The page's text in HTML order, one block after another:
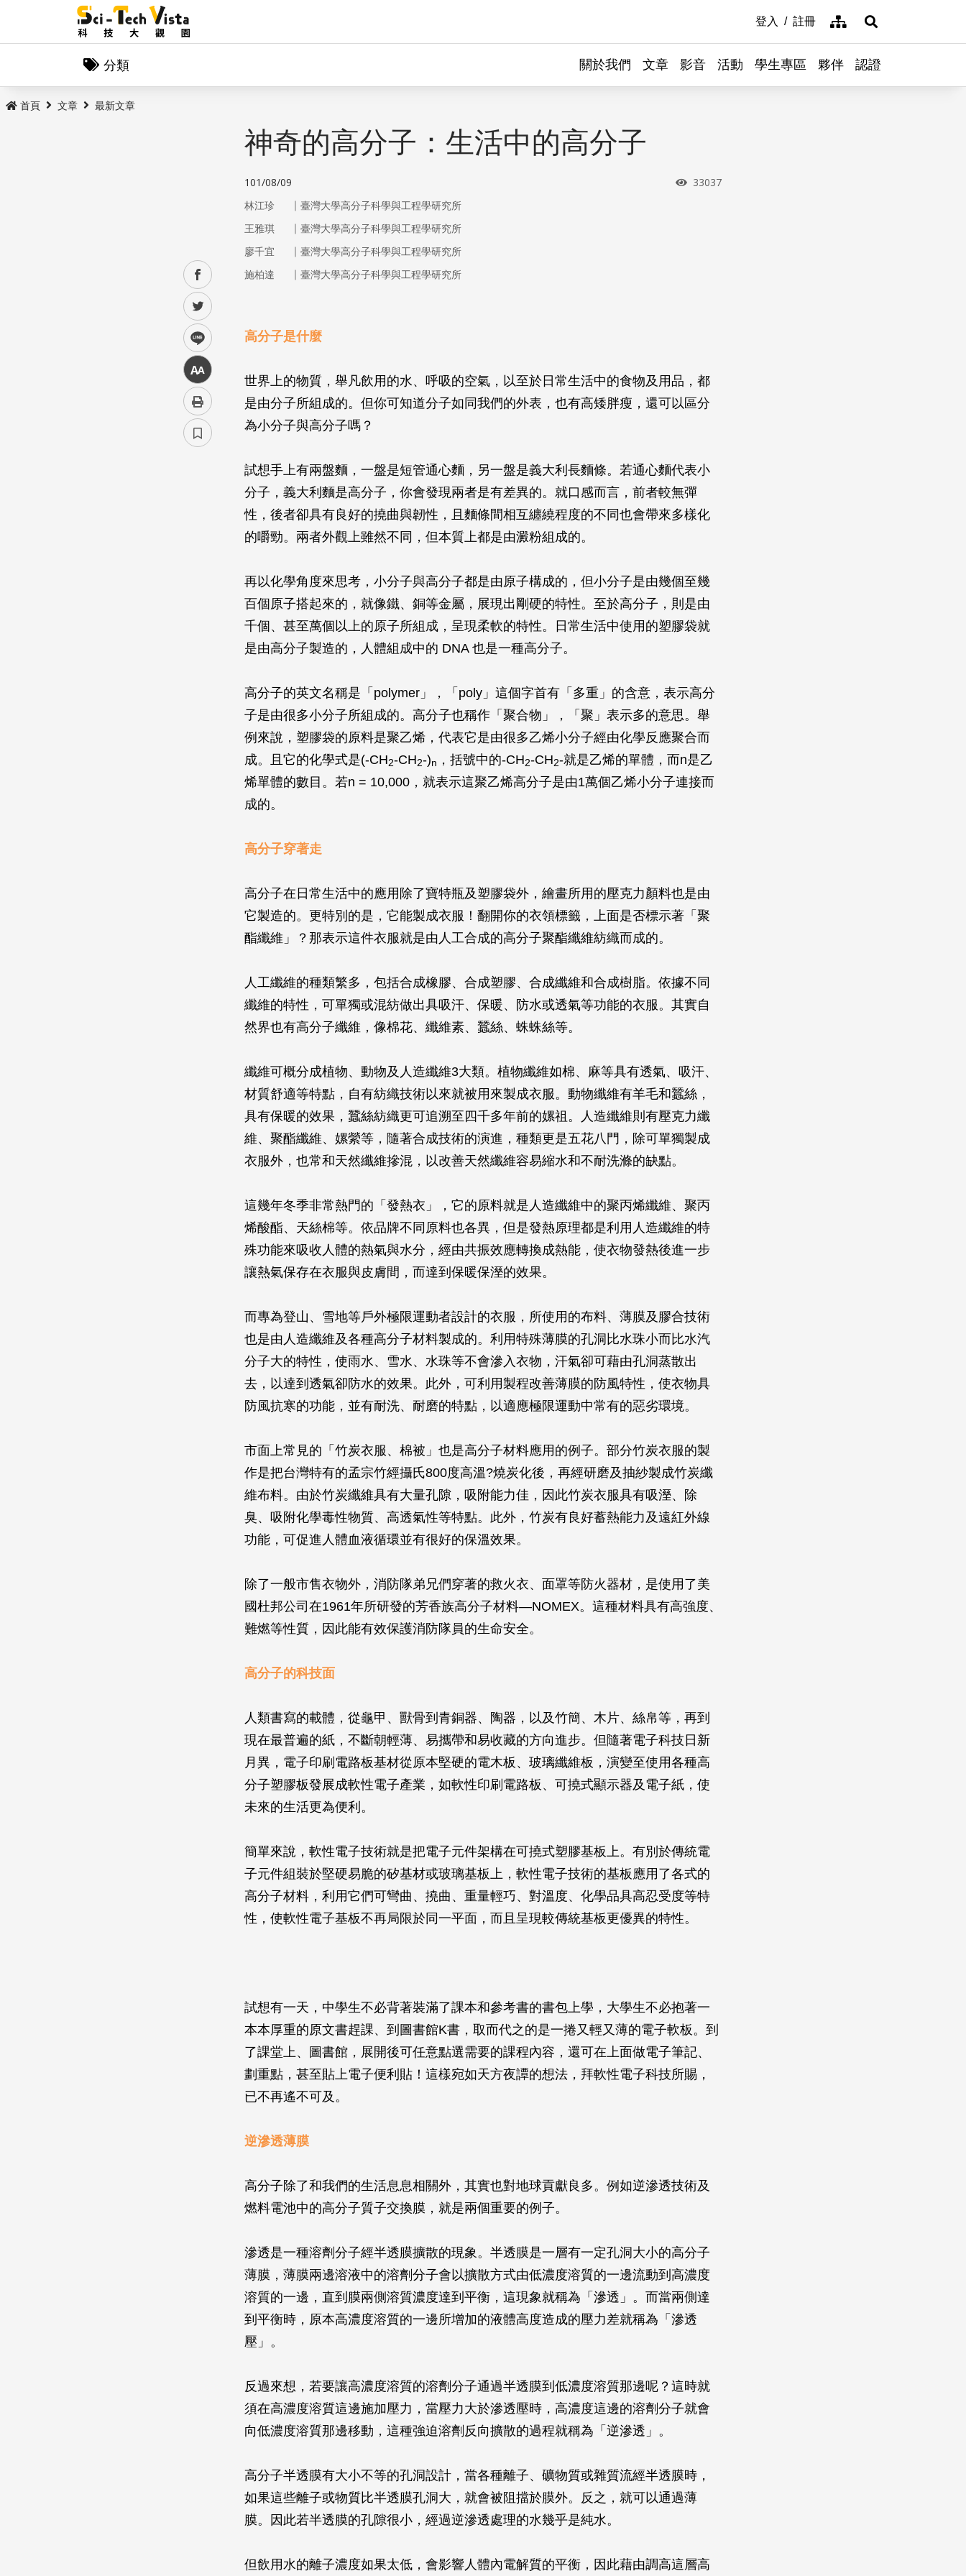
登入 註冊 網站導覽展開搜尋
分類 關於我們 文章 影音 活動 學生專區 夥伴 認證
首頁 文章 最新文章
facebook
twitter
line
中
神奇的高分子：生活中的高分子
101/08/09 瀏覽次數
33037
林江珍 ｜ 臺灣大學高分子科學與工程學研究所
王雅琪
｜ 臺灣大學高分子科學與工程學研究所
廖千宜
｜ 臺灣大學高分子科學與工程學研究所
施柏達
｜ 臺灣大學高分子科學與工程學研究所
高分子是什麼
世界上的物質，舉凡飲用的水、呼吸的空氣，以至於日常生活中的食物及用品，都
是由分子所組成的。但你可知道分子如同我們的外表，也有高矮胖瘦，還可以區分
為小分子與高分子嗎？
試想手上有兩盤麵，一盤是短管通心麵，另一盤是義大利長麵條。若通心麵代表小
分子，義大利麵是高分子，你會發現兩者是有差異的。就口感而言，前者較無彈
性，後者卻具有良好的撓曲與韌性，且麵條間相互纏繞程度的不同也會帶來多樣化
的嚼勁。兩者外觀上雖然不同，但本質上都是由澱粉組成的。
再以化學角度來思考，小分子與高分子都是由原子構成的，但小分子是由幾個至幾
百個原子搭起來的，就像鐵、銅等金屬，展現出剛硬的特性。至於高分子，則是由
千個、甚至萬個以上的原子所組成，呈現柔軟的特性。日常生活中使用的塑膠袋就
是由高分子製造的，人體組成中的 DNA 也是一種高分子。
高分子的英文名稱是「polymer」，「poly」這個字首有「多重」的含意，表示高分
子是由很多小分子所組成的。高分子也稱作「聚合物」，「聚」表示多的意思。舉
例來說，塑膠袋的原料是聚乙烯，代表它是由很多乙烯小分子經由化學反應聚合而
成。且它的化學式是(-CH2-CH2-)n ，括號中的-CH2-CH2-就是乙烯的單體，而n是乙
烯單體的數目。若n = 10,000，就表示這聚乙烯高分子是由1萬個乙烯小分子連接而
成的。
高分子穿著走
高分子在日常生活中的應用除了寶特瓶及塑膠袋外，繪畫所用的壓克力顏料也是由
它製造的。更特別的是，它能製成衣服！翻開你的衣領標籤，上面是否標示著「聚
酯纖維」？那表示這件衣服就是由人工合成的高分子聚酯纖維紡織而成的。
人工纖維的種類繁多，包括合成橡膠、合成塑膠、合成纖維和合成樹脂。依據不同
纖維的特性，可單獨或混紡做出具吸汗、保暖、防水或透氣等功能的衣服。其實自
然界也有高分子纖維，像棉花、纖維素、蠶絲、蛛蛛絲等。
纖維可概分成植物、動物及人造纖維3大類。植物纖維如棉、麻等具有透氣、吸汗、
材質舒適等特點，自有紡織技術以來就被用來製成衣服。動物纖維有羊毛和蠶絲，
具有保暖的效果，蠶絲紡織更可追溯至四千多年前的嫘祖。人造纖維則有壓克力纖
維、聚酯纖維、嫘縈等，隨著合成技術的演進，種類更是五花八門，除可單獨製成
衣服外，也常和天然纖維摻混，以改善天然纖維容易縮水和不耐洗滌的缺點。
這幾年冬季非常熱門的「發熱衣」，它的原料就是人造纖維中的聚丙烯纖維、聚丙
烯酸酯、天絲棉等。依品牌不同原料也各異，但是發熱原理都是利用人造纖維的特
殊功能來吸收人體的熱氣與水分，經由共振效應轉換成熱能，使衣物發熱後進一步
讓熱氣保存在衣服與皮膚間，而達到保暖保溼的效果。
而專為登山、雪地等戶外極限運動者設計的衣服，所使用的布料、薄膜及膠合技術
也是由人造纖維及各種高分子材料製成的。利用特殊薄膜的孔洞比水珠小而比水汽
分子大的特性，使雨水、雪水、水珠等不會滲入衣物，汗氣卻可藉由孔洞蒸散出
去，以達到透氣卻防水的效果。此外，可利用製程改善薄膜的防風特性，使衣物具
防風抗寒的功能，並有耐洗、耐磨的特點，以適應極限運動中常有的惡劣環境。
市面上常見的「竹炭衣服、棉被」也是高分子材料應用的例子。部分竹炭衣服的製
作是把台灣特有的孟宗竹經攝氏800度高溫?燒炭化後，再經研磨及抽紗製成竹炭纖
維布料。由於竹炭纖維具有大量孔隙，吸附能力佳，因此竹炭衣服具有吸溼、除
臭、吸附化學毒性物質、高透氣性等特點。此外，竹炭有良好蓄熱能力及遠紅外線
功能，可促進人體血液循環並有很好的保溫效果。
除了一般市售衣物外，消防隊弟兄們穿著的救火衣、面罩等防火器材，是使用了美
國杜邦公司在1961年所研發的芳香族高分子材料—NOMEX。這種材料具有高強度、
難燃等性質，因此能有效保護消防隊員的生命安全。
高分子的科技面
人類書寫的載體，從龜甲、獸骨到青銅器、陶器，以及竹簡、木片、絲帛等，再到
現在最普遍的紙，不斷朝輕薄、易攜帶和易收藏的方向進步。但隨著電子科技日新
月異，電子印刷電路板基材從原本堅硬的電木板、玻璃纖維板，演變至使用各種高
分子塑膠板發展成軟性電子產業，如軟性印刷電路板、可撓式顯示器及電子紙，使
未來的生活更為便利。
簡單來說，軟性電子技術就是把電子元件架構在可撓式塑膠基板上。有別於傳統電
子元件組裝於堅硬易脆的矽基材或玻璃基板上，軟性電子技術的基板應用了各式的
高分子材料，利用它們可彎曲、撓曲、重量輕巧、對溫度、化學品具高忍受度等特
性，使軟性電子基板不再局限於同一平面，而且呈現較傳統基板更優異的特性。
試想有一天，中學生不必背著裝滿了課本和參考書的書包上學，大學生不必抱著一
本本厚重的原文書趕課、到圖書館K書，取而代之的是一捲又輕又薄的電子軟板。到
了課堂上、圖書館，展開後可任意點選需要的課程內容，還可在上面做電子筆記、
劃重點，甚至貼上電子便利貼！這樣宛如天方夜譚的想法，拜軟性電子科技所賜，
已不再遙不可及。
逆滲透薄膜
高分子除了和我們的生活息息相關外，其實也對地球貢獻良多。例如逆滲透技術及
燃料電池中的高分子質子交換膜，就是兩個重要的例子。
滲透是一種溶劑分子經半透膜擴散的現象。半透膜是一層有一定孔洞大小的高分子
薄膜，薄膜兩邊溶液中的溶劑分子會以擴散方式由低濃度溶質的一邊流動到高濃度
溶質的一邊，直到膜兩側溶質濃度達到平衡，這現象就稱為「滲透」。而當兩側達
到平衡時，原本高濃度溶質的一邊所增加的液體高度造成的壓力差就稱為「滲透
壓」。
反過來想，若要讓高濃度溶質的溶劑分子通過半透膜到低濃度溶質那邊呢？這時就
須在高濃度溶質這邊施加壓力，當壓力大於滲透壓時，高濃度這邊的溶劑分子就會
向低濃度溶質那邊移動，這種強迫溶劑反向擴散的過程就稱為「逆滲透」。
高分子半透膜有大小不等的孔洞設計，當各種離子、礦物質或雜質流經半透膜時，
如果這些離子或物質比半透膜孔洞大，就會被阻擋於膜外。反之，就可以通過薄
膜。因此若半透膜的孔隙很小，經過逆滲透處理的水幾乎是純水。
但飲用水的離子濃度如果太低，會影響人體內電解質的平衡，因此藉由調高這層高